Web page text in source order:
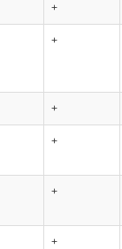
+
+
+
+
+
+